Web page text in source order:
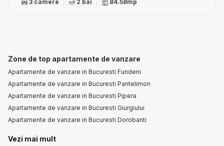
3 camere 2 bai 84.58mp
Zone de top apartamente de vanzare
Apartamente de vanzare in Bucuresti Fundeni
Apartamente de vanzare in Bucuresti Pantelimon
Apartamente de vanzare in Bucuresti Pipera
Apartamente de vanzare in Bucuresti Giurgiului
Apartamente de vanzare in Bucuresti Dorobanti
Vezi mai mult